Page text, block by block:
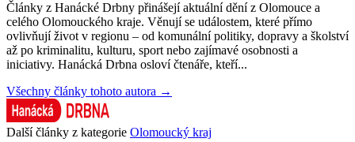
Články z Hanácké Drbny přinášejí aktuální dění z Olomouce a
celého Olomouckého kraje. Věnují se událostem, které přímo
ovlivňují život v regionu – od komunální politiky, dopravy a školství
až po kriminalitu, kulturu, sport nebo zajímavé osobnosti a
iniciativy. Hanácká Drbna osloví čtenáře, kteří...
Všechny články tohoto autora →
Další články z kategorie Olomoucký kraj